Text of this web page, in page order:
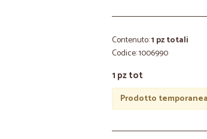
Contenuto:1 pz totali
Codice: 1006990
1 pz tot
Prodotto